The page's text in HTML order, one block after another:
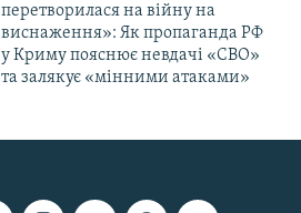
перетворилася на війну на
виснаження»: Як пропаганда РФ
у Криму пояснює невдачі «СВО»
та залякує «мінними атаками»